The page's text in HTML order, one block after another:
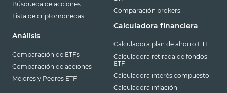
Búsqueda de acciones
Lista de criptomonedas
Análisis
Comparación de ETFs
Comparación de acciones
Mejores y Peores ETF
Comparación brokers
Calculadora financiera
Calculadora plan de ahorro ETF
Calculadora retirada de fondos
ETF
Calculadora interés compuesto
Calculadora inflación